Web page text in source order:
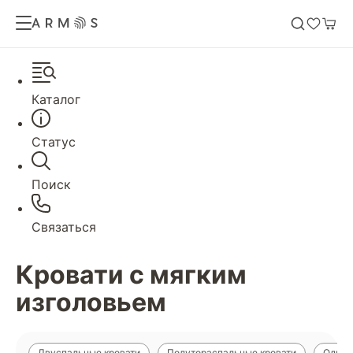
Каталог
Статус
Поиск
Связаться
Кровати с мягким
изголовьем